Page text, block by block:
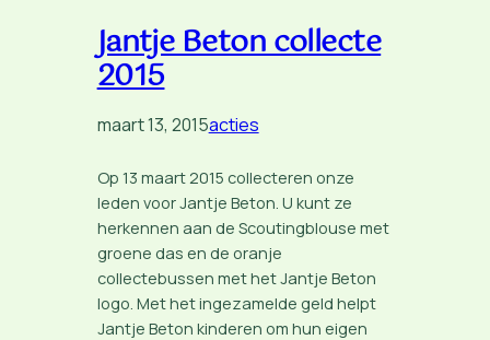
Jantje Beton collecte
2015
maart 13, 2015acties
Op 13 maart 2015 collecteren onze
leden voor Jantje Beton. U kunt ze
herkennen aan de Scoutingblouse met
groene das en de oranje
collectebussen met het Jantje Beton
logo. Met het ingezamelde geld helpt
Jantje Beton kinderen om hun eigen